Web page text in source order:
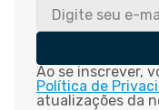
Ao se inscrever,
Política de
atualizações da